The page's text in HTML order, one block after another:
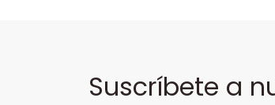
Suscríbete a